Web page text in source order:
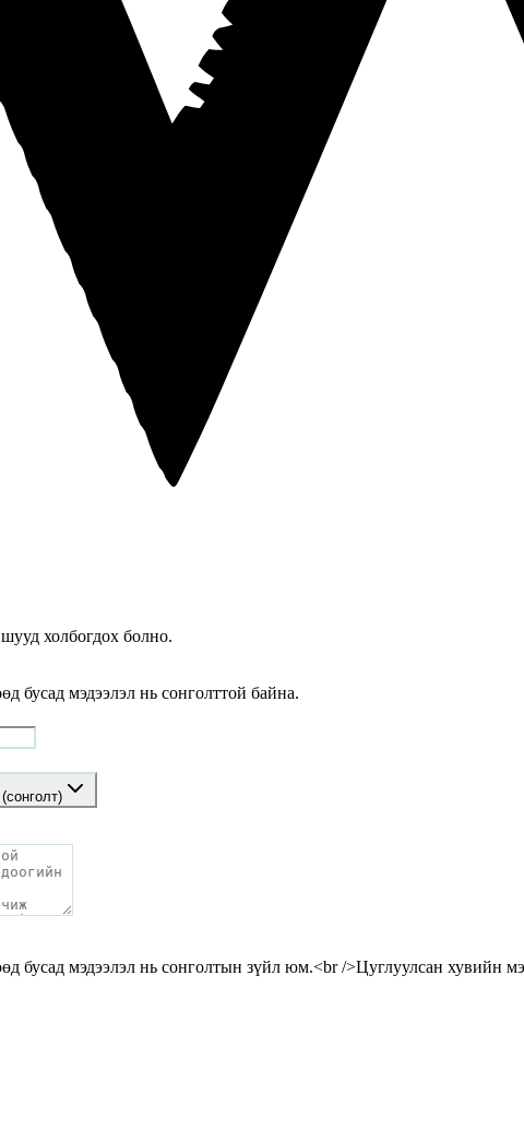
холбогдох болно.
бусад мэдээлэл нь сонголттой байна.
бусад мэдээлэл нь сонголтын зүйл юм.<br />Цуглуулсан хувийн